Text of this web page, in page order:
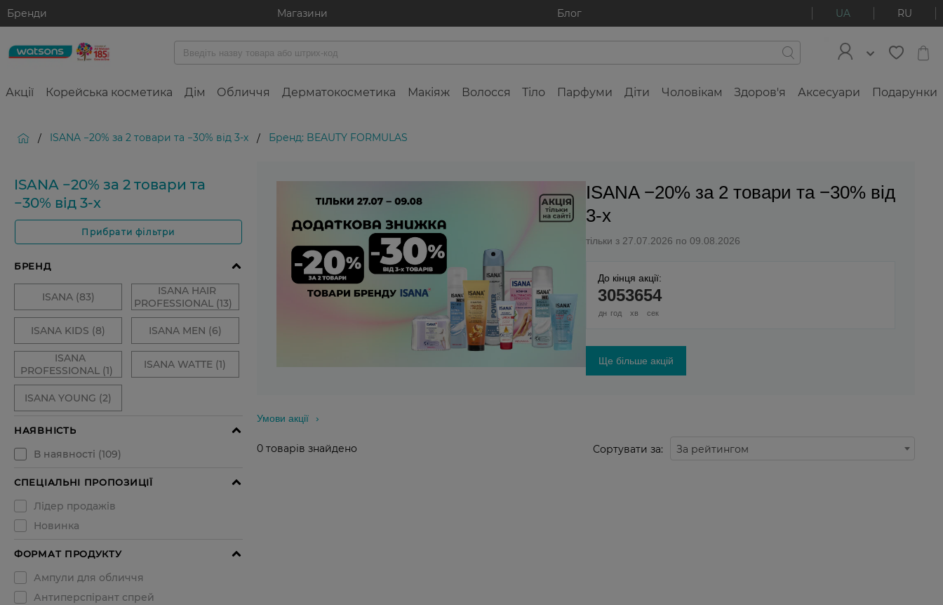
Бренди Магазини Блог UA RU
Акції Корейська косметика Дім Обличчя Дерматокосметика Макіяж Волосся Тіло Парфуми Діти Чоловікам Здоров'я Аксесуари Подарунки
/ ISANA −20% за 2 товари та −30% від 3-х / Бренд: BEAUTY FORMULAS
ISANA −20% за 2 товари та
−30% від 3-х
Прибрати фільтри
ISANA −20% за 2 товари та −30% від
3-х
тільки з 27.07.2026 по 09.08.2026
До кінця акції:
3
дн
05
год
36
хв
53
сек
Ще більше акцій
Умови акції
0 товарів знайдено Сортувати за: За рейтингом